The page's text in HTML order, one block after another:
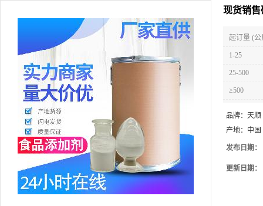
现货销
起订量 (公
1-25
25-500
≥500
品牌： 天顺
产地： 中
发布日期：
更新日期：